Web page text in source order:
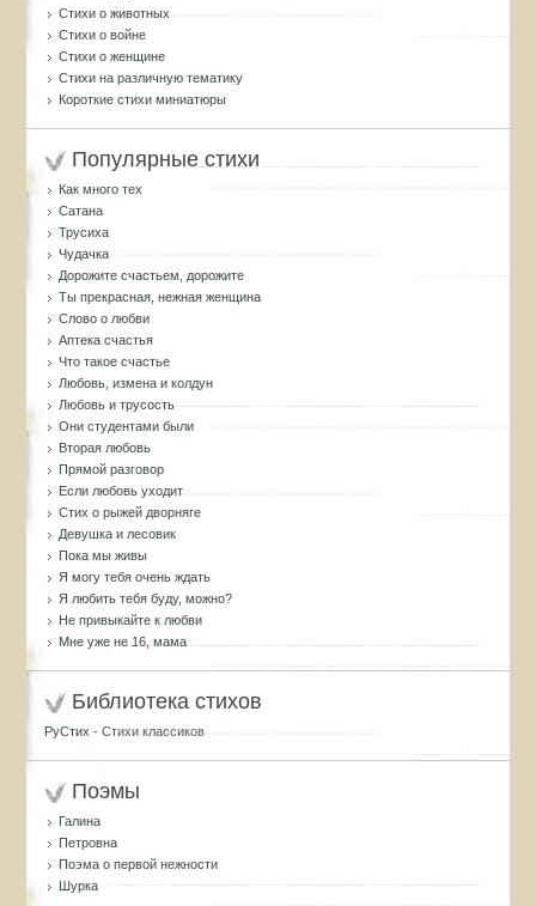
Стихи о животных
Стихи о войне
Стихи о женщине
Стихи на различную тематику
Короткие стихи миниатюры
Популярные стихи
Как много тех
Сатана
Трусиха
Чудачка
Дорожите счастьем, дорожите
Ты прекрасная, нежная женщина
Слово о любви
Аптека счастья
Что такое счастье
Любовь, измена и колдун
Любовь и трусость
Они студентами были
Вторая любовь
Прямой разговор
Если любовь уходит
Стих о рыжей дворняге
Девушка и лесовик
Пока мы живы
Я могу тебя очень ждать
Я любить тебя буду, можно?
Не привыкайте к любви
Мне уже не 16, мама
Библиотека стихов
РуСтих - Стихи классиков
Поэмы
Галина
Петровна
Поэма о первой нежности
Шурка